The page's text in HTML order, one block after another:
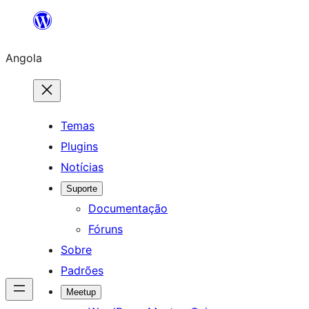
Saltar
o
conteúdo
Angola
Temas
Plugins
Notícias
Suporte
Documentação
Fóruns
Sobre
Padrões
Meetup